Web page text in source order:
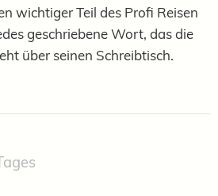
wichtiger Teil des Profi Reisen
geschriebene Wort, das die
über seinen Schreibtisch.